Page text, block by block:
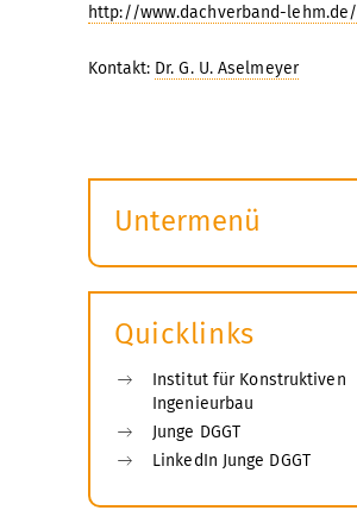
http://www.dachverband-lehm.de/
Kontakt: Dr. G. U. Aselmeyer
Untermenü
öffnen
Quicklinks
Institut für Konstruktiven
Ingenieurbau
Junge DGGT
LinkedIn Junge DGGT